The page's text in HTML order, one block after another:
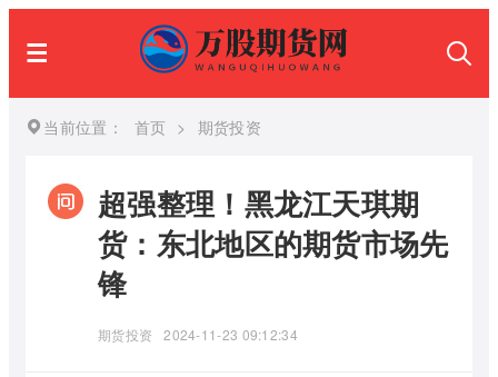
当前位置： 首页 > 期货投资
超强整理！黑龙江天琪期
货：东北地区的期货市场先
锋
期货投资 2024-11-23 09:12:34